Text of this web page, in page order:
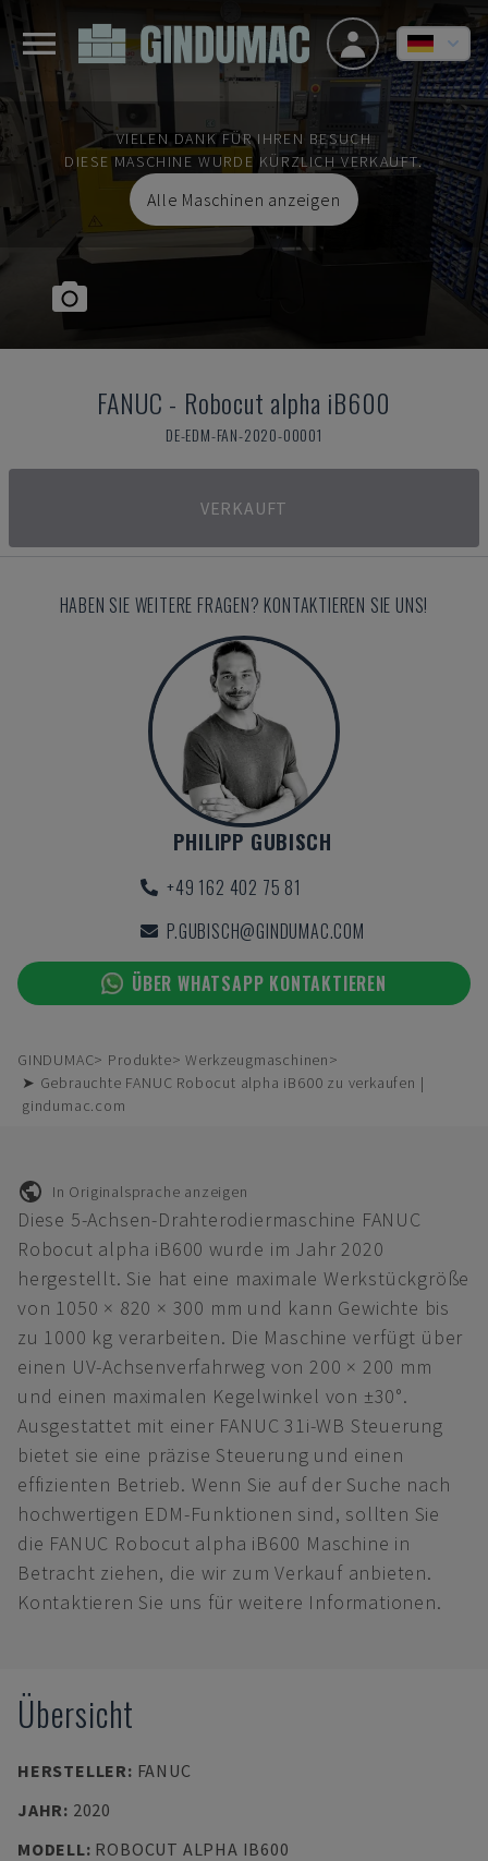
VIELEN DANK FÜR IHREN BESUCH
DIESE MASCHINE WURDE KÜRZLICH VERKAUFT.
Alle Maschinen anzeigen
FANUC - Robocut alpha iB600
DE-EDM-FAN-2020-00001
VERKAUFT
HABEN SIE WEITERE FRAGEN? KONTAKTIEREN SIE UNS!
PHILIPP GUBISCH
+49 162 402 75 81
P.GUBISCH@GINDUMAC.COM
ÜBER WHATSAPP KONTAKTIEREN
GINDUMAC Produkte
Werkzeugmaschinen
➤ Gebrauchte FANUC Robocut alpha iB600 zu verkaufen |
gindumac.com
In Originalsprache anzeigen
Diese 5-Achsen-Drahterodiermaschine FANUC
Robocut alpha iB600 wurde im Jahr 2020
hergestellt. Sie hat eine maximale Werkstückgröße
von 1050 × 820 × 300 mm und kann Gewichte bis
zu 1000 kg verarbeiten. Die Maschine verfügt über
einen UV-Achsenverfahrweg von 200 × 200 mm
und einen maximalen Kegelwinkel von ±30°.
Ausgestattet mit einer FANUC 31i-WB Steuerung
bietet sie eine präzise Steuerung und einen
effizienten Betrieb. Wenn Sie auf der Suche nach
hochwertigen EDM-Funktionen sind, sollten Sie
die FANUC Robocut alpha iB600 Maschine in
Betracht ziehen, die wir zum Verkauf anbieten.
Kontaktieren Sie uns für weitere Informationen.
Übersicht
HERSTELLER: FANUC
JAHR: 2020
MODELL: ROBOCUT ALPHA IB600